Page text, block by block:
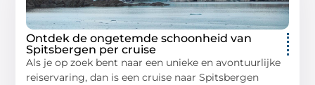
Ontdek de ongetemde schoonheid van
Spitsbergen per cruise
Als je op zoek bent naar een unieke en avontuurlijke
reiservaring, dan is een cruise naar Spitsbergen